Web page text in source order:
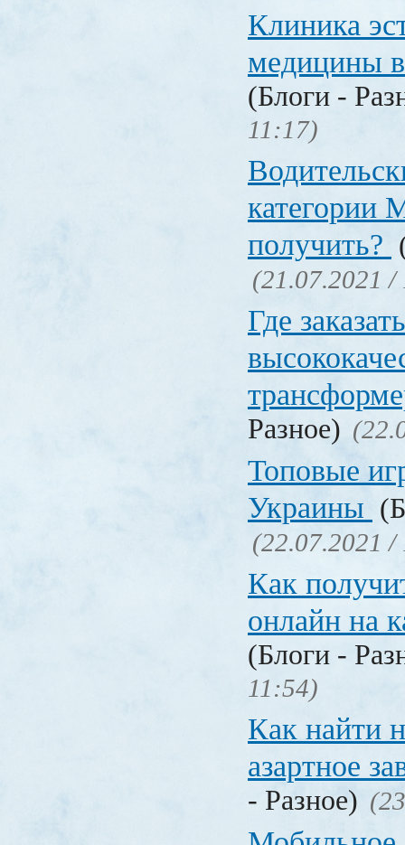
Клиника
медицины
(Блоги -
11:17)
категории
получить?
(21.07.2021 /
Где заказать
Разное)
Топовые
Украины
(22.07.2021 /
Как
онлайн на
(Блоги -
11:54)
Как найти
азартное
- Разное)